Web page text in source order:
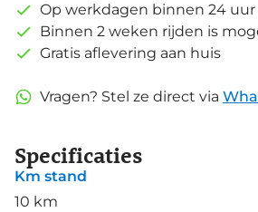
Op werkdagen binnen 24
Binnen 2 weken rijden is
Gratis aflevering aan huis
Vragen? Stel ze direct via
Specificaties
Km stand
10 km